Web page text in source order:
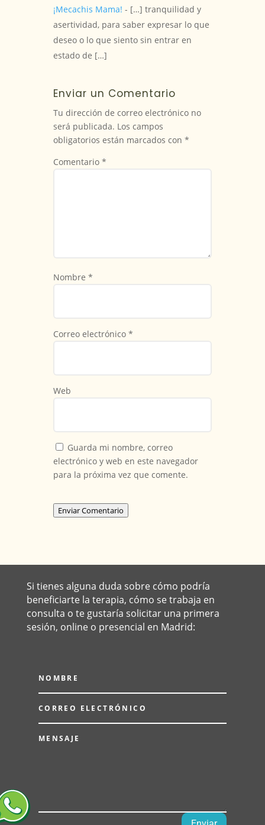
¡Mecachis Mama! - […] tranquilidad y
asertividad, para saber expresar lo que
deseo o lo que siento sin entrar en
estado de […]
Enviar un Comentario
Tu dirección de correo electrónico no
será publicada. Los campos
obligatorios están marcados con *
Comentario *
Nombre *
Correo electrónico *
Web
Guarda mi nombre, correo
electrónico y web en este navegador
para la próxima vez que comente.
Enviar Comentario
Si tienes alguna duda sobre cómo podría
beneficiarte la terapia, cómo se trabaja en
consulta o te gustaría solicitar una primera
sesión, online o presencial en Madrid: